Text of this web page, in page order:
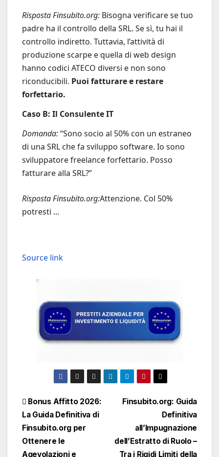
Risposta Finsubito.org: Bisogna verificare se tuo
padre ha il controllo della SRL. Se sì, tu hai il
controllo indiretto. Tuttavia, l’attività di
produzione scarpe e quella di web design
hanno codici ATECO diversi e non sono
riconducibili. Puoi fatturare e restare
forfettario.
Caso B: Il Consulente IT
Domanda:“Sono socio al 50% con un estraneo
di una SRL che fa sviluppo software. Io sono
sviluppatore freelance forfettario. Posso
fatturare alla SRL?”
Risposta Finsubito.org:Attenzione. Col 50%
potresti ...
Source link
Navigazione
articoli
Finsubito.org: Guida
Definitiva
all’Impugnazione
dell’Estratto di Ruolo –
Tra i Rigidi Limiti della
Bonus Affitto 2026:
La Guida Definitiva di
Finsubito.org per
Ottenere le
Agevolazioni e